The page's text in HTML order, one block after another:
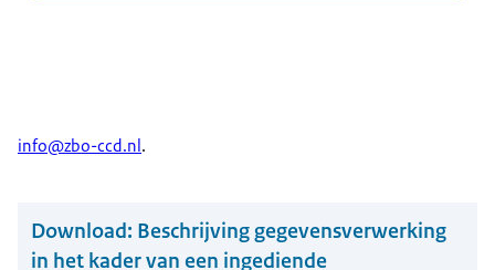
info@zbo-ccd.nl.
Download: Beschrijving gegevensverwerking
in het kader van een ingediende